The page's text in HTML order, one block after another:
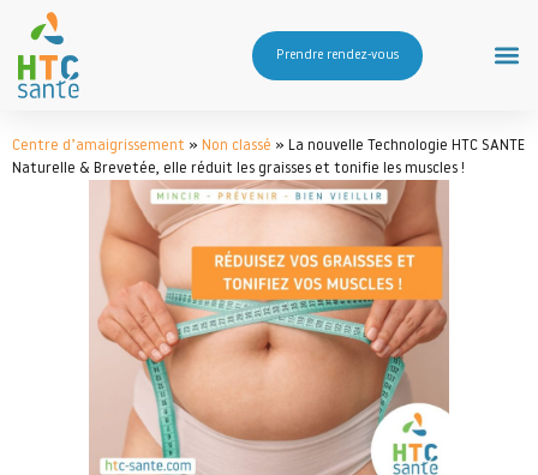
Prendre rendez-vous
Centre d’amaigrissement » Non classé » La nouvelle Technologie HTC SANTE
Naturelle & Brevetée, elle réduit les graisses et tonifie les muscles !